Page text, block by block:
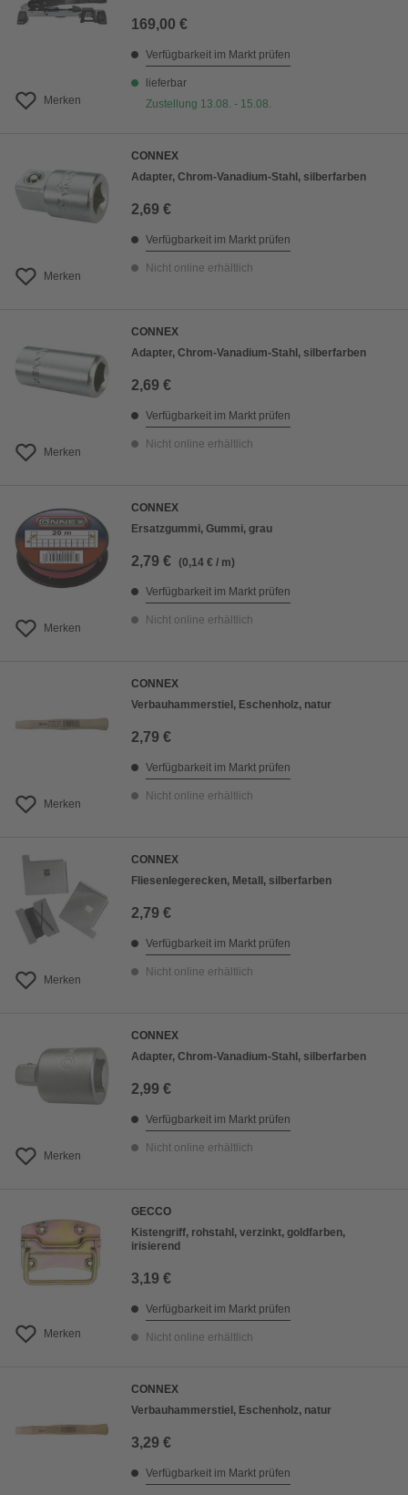
Merken
169,00 €
Verfügbarkeit im Markt prüfen
lieferbar
Zustellung 13.08. - 15.08.
Merken
CONNEX
Adapter, Chrom-Vanadium-Stahl, silberfarben
2,69 €
Verfügbarkeit im Markt prüfen
Nicht online erhältlich
Merken
CONNEX
Adapter, Chrom-Vanadium-Stahl, silberfarben
2,69 €
Verfügbarkeit im Markt prüfen
Nicht online erhältlich
Merken
CONNEX
Ersatzgummi, Gummi, grau
2,79 € (0,14 € / m)
Verfügbarkeit im Markt prüfen
Nicht online erhältlich
Merken
CONNEX
Verbauhammerstiel, Eschenholz, natur
2,79 €
Verfügbarkeit im Markt prüfen
Nicht online erhältlich
Merken
CONNEX
Fliesenlegerecken, Metall, silberfarben
2,79 €
Verfügbarkeit im Markt prüfen
Nicht online erhältlich
Merken
CONNEX
Adapter, Chrom-Vanadium-Stahl, silberfarben
2,99 €
Verfügbarkeit im Markt prüfen
Nicht online erhältlich
Merken
GECCO
Kistengriff, rohstahl, verzinkt, goldfarben,
irisierend
3,19 €
Verfügbarkeit im Markt prüfen
Nicht online erhältlich
CONNEX
Verbauhammerstiel, Eschenholz, natur
3,29 €
Verfügbarkeit im Markt prüfen